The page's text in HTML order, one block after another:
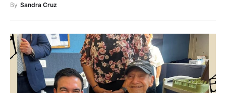
By Sandra Cruz